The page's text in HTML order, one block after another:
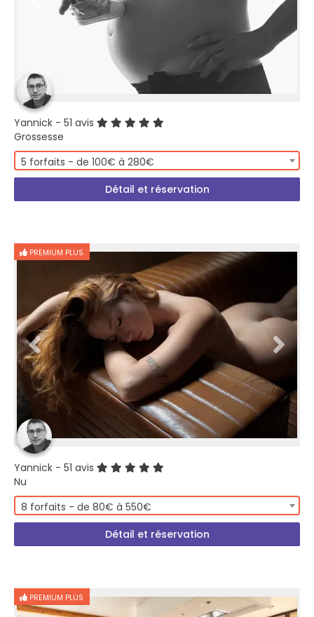
Yannick - 51 avis
Grossesse
5 forfaits - de 100€ à 280€
Détail et réservation
PREMIUM PLUS
Yannick - 51 avis
Nu
8 forfaits - de 80€ à 550€
Détail et réservation
PREMIUM PLUS